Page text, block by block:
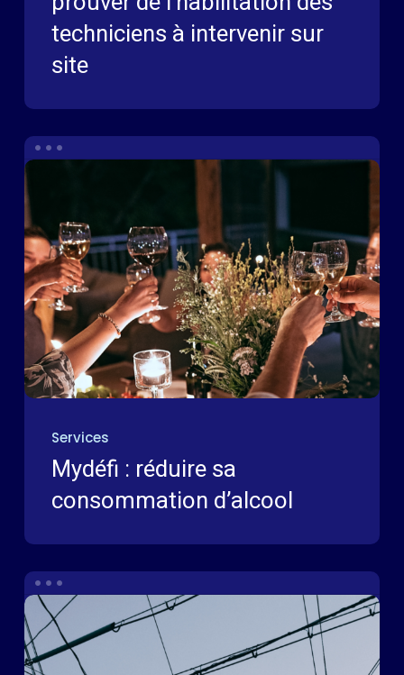
techniciens à intervenir sur
site
Services
Mydéfi : réduire sa
consommation d’alcool